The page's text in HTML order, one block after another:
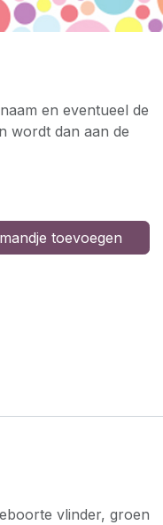
en eventueel de
wordt dan aan de
toevoegen
vlinder, groen